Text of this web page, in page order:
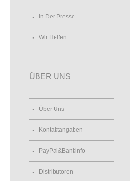
In Der Presse
Wir Helfen
ÜBER UNS
Über Uns
Kontaktangaben
PayPal&Bankinfo
Distributoren